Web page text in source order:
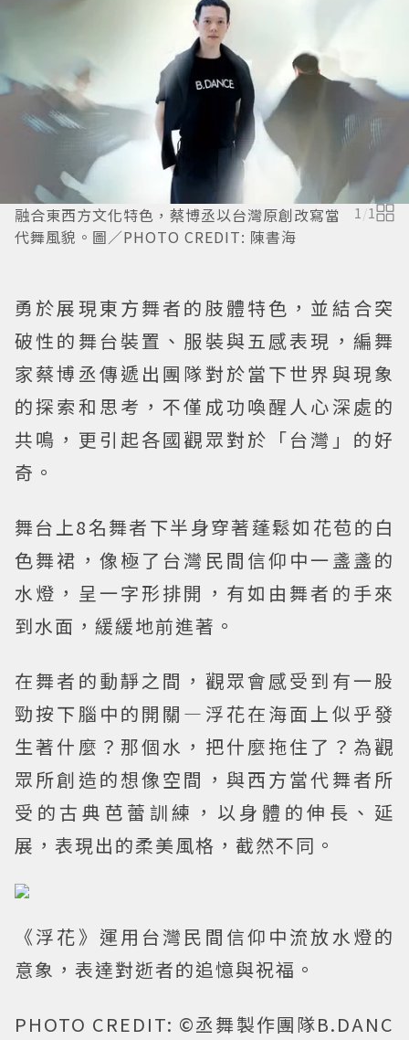
融合東西方文化特色，蔡博丞以台灣原創改寫當
代舞風貌。圖／PHOTO CREDIT: 陳書海
1/1
勇於展現東方舞者的肢體特色，並結合突
破性的舞台裝置、服裝與五感表現，編舞
家蔡博丞傳遞出團隊對於當下世界與現象
的探索和思考，不僅成功喚醒人心深處的
共鳴，更引起各國觀眾對於「台灣」的好
奇。
舞台上8名舞者下半身穿著蓬鬆如花苞的白
色舞裙，像極了台灣民間信仰中一盞盞的
水燈，呈一字形排開，有如由舞者的手來
到水面，緩緩地前進著。
在舞者的動靜之間，觀眾會感受到有一股
勁按下腦中的開關—浮花在海面上似乎發
生著什麼？那個水，把什麼拖住了？為觀
眾所創造的想像空間，與西方當代舞者所
受的古典芭蕾訓練，以身體的伸長、延
展，表現出的柔美風格，截然不同。
《浮花》運用台灣民間信仰中流放水燈的
意象，表達對逝者的追憶與祝福。
PHOTO CREDIT: ©丞舞製作團隊B.DANC